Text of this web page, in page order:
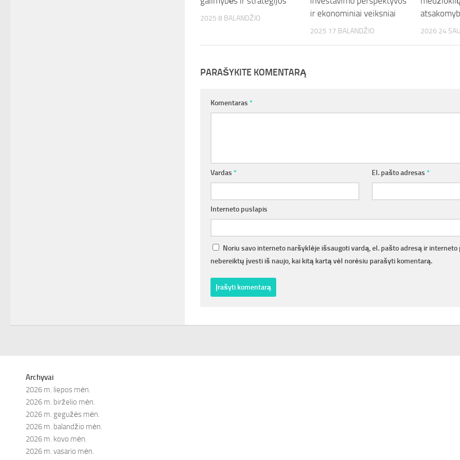
2025 8 BALANDŽIO
ir ekonominiai veiksniai
2025 17 BALANDŽIO 2026 24
PARAŠYKITE KOMENTARĄ
Komentaras *
Vardas * El. pašto adresas*
Interneto puslapis
Noriu savo interneto naršyklėje išsaugoti vardą, el. pašto adresą ir interneto
nebereiktų įvesti iš naujo, kai kitą kartą vėl norėsiu parašyti komentarą.
Archyvai
2026 m. liepos mėn.
2026 m. birželio mėn.
2026 m. gegužės mėn.
2026 m. balandžio mėn.
2026 m. kovo mėn.
2026 m. vasario mėn.